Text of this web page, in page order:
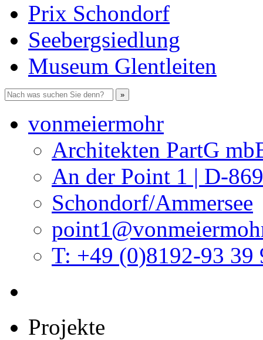
Prix Schondorf
Seebergsiedlung
Museum Glentleiten
vonmeiermohr
Architekten PartG
An der Point 1 | D-
Schondorf/Ammersee
T: +49 (0)8192-93 39
Projekte